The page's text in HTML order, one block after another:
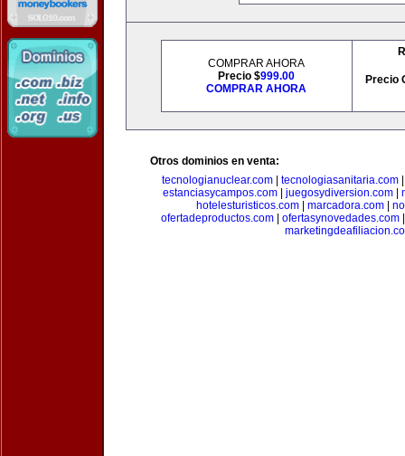
COMPRAR AHORA
Precio $999.00
COMPRAR AHORA
Precio
Otros dominios en venta:
tecnologianuclear.com| tecnologiasanitaria.com
estanciasycampos.com| juegosydiversion.com|
hotelesturisticos.com
marcadora.com
ofertadeproductos.com| ofertasynovedades.com